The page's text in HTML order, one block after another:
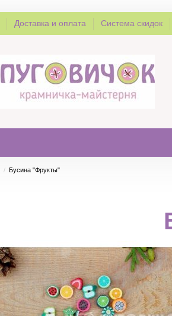
Доставка и оплата Система скидок
Бусина "Фрукты"